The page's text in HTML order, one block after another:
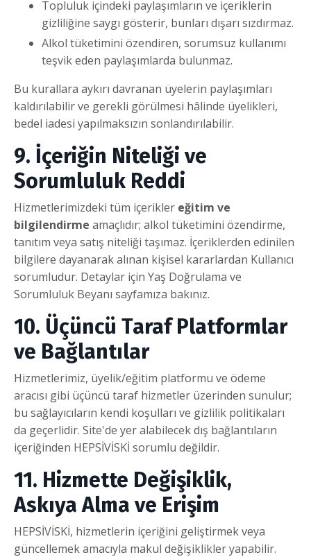
Topluluk içindeki paylaşımların ve içeriklerin
gizliliğine saygı gösterir, bunları dışarı sızdırmaz.
Alkol tüketimini özendiren, sorumsuz kullanımı
teşvik eden paylaşımlarda bulunmaz.
Bu kurallara aykırı davranan üyelerin paylaşımları
kaldırılabilir ve gerekli görülmesi hâlinde üyelikleri,
bedel iadesi yapılmaksızın sonlandırılabilir.
9. İçeriğin Niteliği ve
Sorumluluk Reddi
Hizmetlerimizdeki tüm içerikler eğitim ve
bilgilendirme amaçlıdır; alkol tüketimini özendirme,
tanıtım veya satış niteliği taşımaz. İçeriklerden edinilen
bilgilere dayanarak alınan kişisel kararlardan Kullanıcı
sorumludur. Detaylar için Yaş Doğrulama ve
Sorumluluk Beyanı sayfamıza bakınız.
10. Üçüncü Taraf Platformlar
ve Bağlantılar
Hizmetlerimiz, üyelik/eğitim platformu ve ödeme
aracısı gibi üçüncü taraf hizmetler üzerinden sunulur;
bu sağlayıcıların kendi koşulları ve gizlilik politikaları
da geçerlidir. Site'de yer alabilecek dış bağlantıların
içeriğinden HEPSİVİSKİ sorumlu değildir.
11. Hizmette Değişiklik,
Askıya Alma ve Erişim
HEPSİVİSKİ, hizmetlerin içeriğini geliştirmek veya
güncellemek amacıyla makul değişiklikler yapabilir.